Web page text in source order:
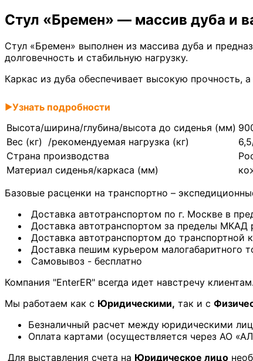
Стул «Бремен» — массив дуба и
Стул «Бремен» выполнен из массива дуба и
долговечность и стабильную нагрузку.
Каркас из дуба обеспечивает высокую прочность,
▶Узнать подробности
Высота/ширина/глубина/высота до сиденья (мм)
Вес (кг) /рекомендуемая нагрузка (кг)
Страна производства
Материал сиденья/каркаса (мм)
Базовые расценки на транспортно –
Доставка автотранспортом по г. Москве в
Доставка автотранспортом за пределы МКАД
Доставка автотранспортом до транспортной
Доставка пешим курьером малогабаритного
Самовывоз - бесплатно
Компания "EnterER" всегда идет навстречу
Мы работаем как с Юридическими, так и с
Безналичный расчет между юридическими
Оплата картами (осуществляется через АО
Для выставления счета на Юридическое лицо